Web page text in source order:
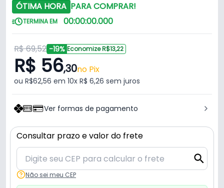
ÓTIMA HORA PARA COMPRAR!
TERMINA EM 00:00:00.000
R$ 69,52 -19% Economize R$13,22
R$ 56,30no Pix
ou R$62,56 em 10x R$ 6,26 sem juros
Ver formas de pagamento
Consultar prazo e valor do frete
Não sei meu CEP